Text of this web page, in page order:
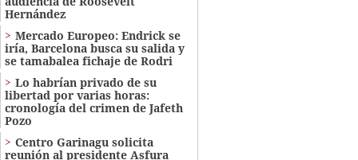
Hernández
Mercado Europeo: Endrick se
iría, Barcelona busca su salida y
se tamabalea fichaje de Rodri
Lo habrían privado de su
libertad por varias horas:
cronología del crimen de Jafeth
Pozo
Centro Garinagu solicita
reunión al presidente Asfura